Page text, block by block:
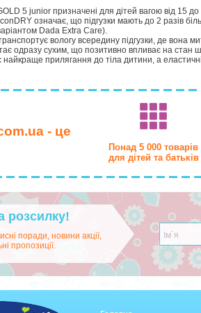
5 junior призначені для дітей вагою від 15
означає, що підгузки мають до 2 разів
Dada Extra Care).
вологу всередину підгузки, де вона
одразу сухим, що позитивно впливає на стан
найкраще прилягання до тіла дитини, а
- це
Понад 5 000 товарів
для дітей та батьків
розсилку!
поради, новини акції,
пропозиції.